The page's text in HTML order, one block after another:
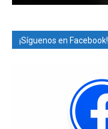
¡Síguenos en Facebook!